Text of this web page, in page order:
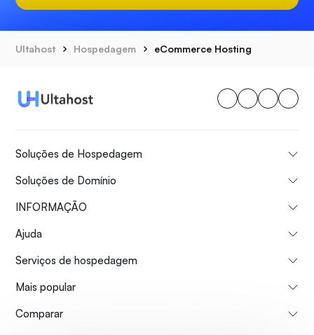
Ultahost Hospedagem eCommerce Hosting
Soluções de Hospedagem
Soluções de Domínio
INFORMAÇÃO
Ajuda
Serviços de hospedagem
Mais popular
Comparar